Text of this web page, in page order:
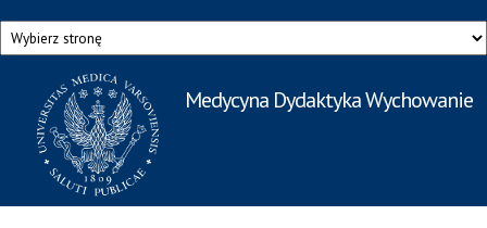
Przejdź do treści
Medycyna Dydaktyka Wychowanie
Rzecznik Prasowy
Warszawskiego Uniwersytetu Medycznego